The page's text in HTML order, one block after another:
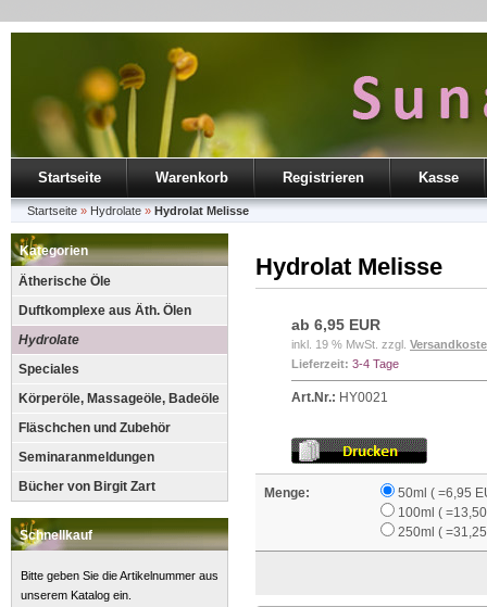
Startseite Warenkorb Registrieren Kasse
Startseite » Hydrolate » Hydrolat Melisse
Kategorien
Ätherische Öle
Duftkomplexe aus Äth. Ölen
Hydrolate
Speciales
Körperöle, Massageöle, Badeöle
Fläschchen und Zubehör
Seminaranmeldungen
Bücher von Birgit Zart
Schnellkauf
Bitte geben Sie die Artikelnummer aus
unserem Katalog ein.
Hydrolat Melisse
ab 6,95 EUR
inkl. 19 % MwSt. zzgl.
Lieferzeit: 3-4 Tage
Art.Nr.: HY0021
Menge:
50ml ( =6,95
100ml (
250ml (